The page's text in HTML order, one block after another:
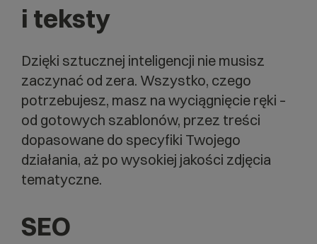
i teksty
Dzięki sztucznej inteligencji nie musisz
zaczynać od zera. Wszystko, czego
potrzebujesz, masz na wyciągnięcie ręki –
od gotowych szablonów, przez treści
dopasowane do specyfiki Twojego
działania, aż po wysokiej jakości zdjęcia
tematyczne.
SEO